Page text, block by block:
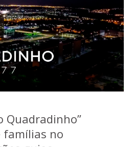
Quadradinho”
famílias no